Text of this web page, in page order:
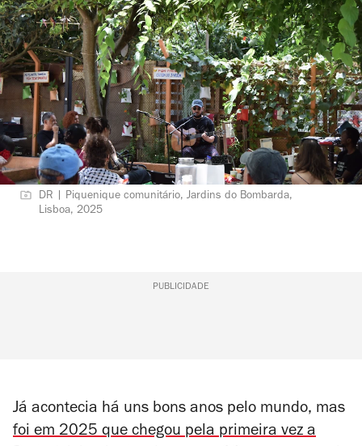
DR | Piquenique comunitário, Jardins do Bombarda,
Lisboa, 2025
PUBLICIDADE
Já acontecia há uns bons anos pelo mundo, mas
foi em 2025 que chegou pela primeira vez a